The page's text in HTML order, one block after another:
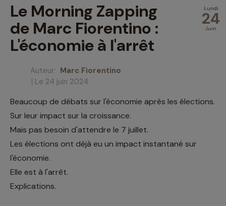
Lundi
24
Juin
Le Morning Zapping
de Marc Fiorentino :
L'économie à l'arrêt
Auteur: Marc Fiorentino
Le 24 juin 2024
Beaucoup de débats sur l'économie après les élections.
Sur leur impact sur la croissance.
Mais pas besoin d'attendre le 7 juillet.
Les élections ont déjà eu un impact instantané sur
l'économie.
Elle est à l'arrêt.
Explications.